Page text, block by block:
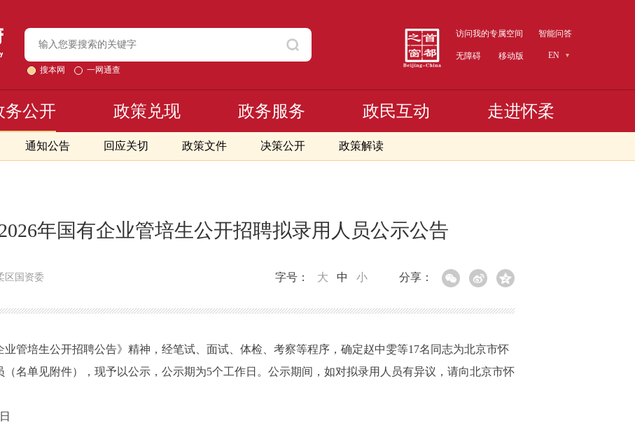
搜本网 一网通查
访问我的专属空间 智能问答
无障碍 移动版 EN
务公开
通知公告 回应关切 政策文件 决策公开 政策解读
政策兑现 政务服务 政民互动 走进怀柔
年国有企业管培生公开招聘拟录用人员公示公告
区国资委 分享：
字号： 大 中 小
培生公开招聘公告》精神，经笔试、面试、体检、考察等程序，确定赵中雯等17名同志为北京市怀
（名单见附件），现予以公示，公示期为5个工作日。公示期间，如对拟录用人员有异议，请向北京市怀